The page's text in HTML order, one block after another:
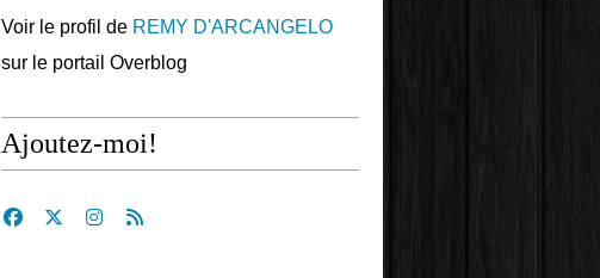
Voir le profil de REMY D'ARCANGELO
sur le portail Overblog
Ajoutez-moi!